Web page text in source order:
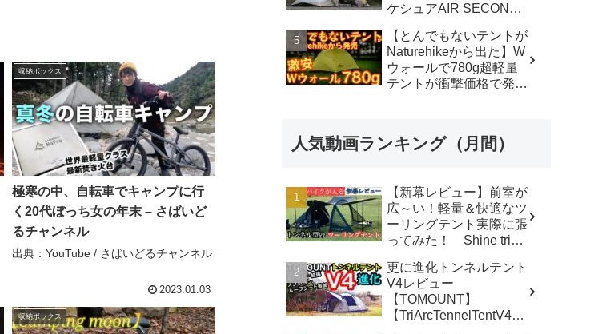
収納ボックス
極寒の中、自転車でキャンプに行
く20代ぼっち女の年末 – さばいど
るチャンネル
出典：YouTube / さばいどるチャンネル
2023.01.03
収納ボックス
ケシュアAIR SECONDS
FRESH&BLACK - 脱サ
ラ さいとう夫婦
【とんでもないテントが
Naturehikeから出た】W
ウォールで780g超軽量
テントが衝撃価格で発売
【アウトドア】#855 -
人気動画ランキング（月間）
【新幕レビュー】前室が
広～い！軽量＆快適なツ
ーリングテント実際に張
ってみた！ Shine trip
な気分
更に進化トンネルテント
V4レビュー
【TOMOUNT】
【TriArcTennelTentV4】